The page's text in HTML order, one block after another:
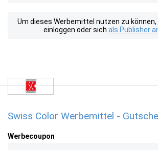
Um dieses Werbemittel nutzen zu
einloggen oder sich als Publisher
Swiss Color Werbemittel -
Werbecoupon